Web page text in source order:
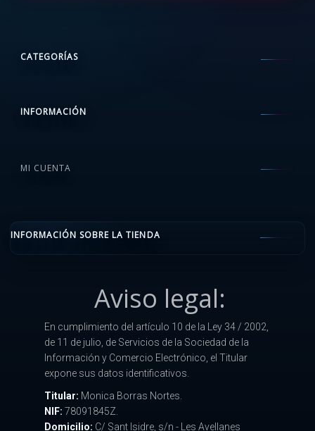
CATEGORÍAS
INFORMACIÓN
MI CUENTA
INFORMACIÓN SOBRE LA TIENDA
Aviso legal:
En cumplimiento del artículo 10 de la Ley 34 / 2002,
de 11 de julio, de Servicios de la Sociedad de la
Información y Comercio Electrónico, el Titular
expone sus datos identificativos.
Titular: Monica Borras Nortes.
NIF: 78091845Z.
Domicilio: C/ Sant Isidre, s/n - Les Avellanes